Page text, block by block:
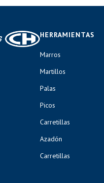
HERRAMIENTAS
Marros
Martillos
Palas
Picos
Carretillas
Azadón
Carretillas